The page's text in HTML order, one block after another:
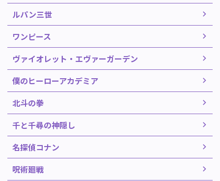
ルパン三世
ワンピース
ヴァイオレット・エヴァーガーデン
僕のヒーローアカデミア
北斗の拳
千と千尋の神隠し
名探偵コナン
呪術廻戦